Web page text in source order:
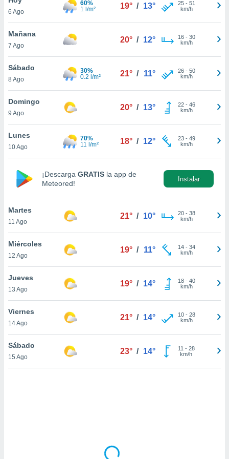
en
más
nuestra
de
aceptar
de
sitio
En
sean
el sitio
ni para
o
6 Ago
60%
1 l/m²
19° / 13° 25- 51
km/h
Mañana
7 Ago
20° / 12° 16- 30
km/h
Sábado
8 Ago
30%
0.2 l/m²
21° / 11° 26- 50
km/h
Domingo
9 Ago
20° / 13° 22- 46
km/h
Lunes
10 Ago
70%
11 l/m²
18° / 12° 23- 49
km/h
¡Descarga GRATIS la app de
Meteored!
Instalar
Martes
11 Ago
21° / 10° 20- 38
km/h
Miércoles
12 Ago
19° / 11° 14- 34
km/h
Jueves
13 Ago
19° / 14° 18- 40
km/h
Viernes
14 Ago
21° / 14° 10- 28
km/h
Sábado
15 Ago
23° / 14° 11 - 28
km/h